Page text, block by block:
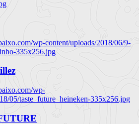
wp-content/uploads/2018/06/9-
335x256.jpg
wp-
05/taste_future_heineken-335x256.jpg